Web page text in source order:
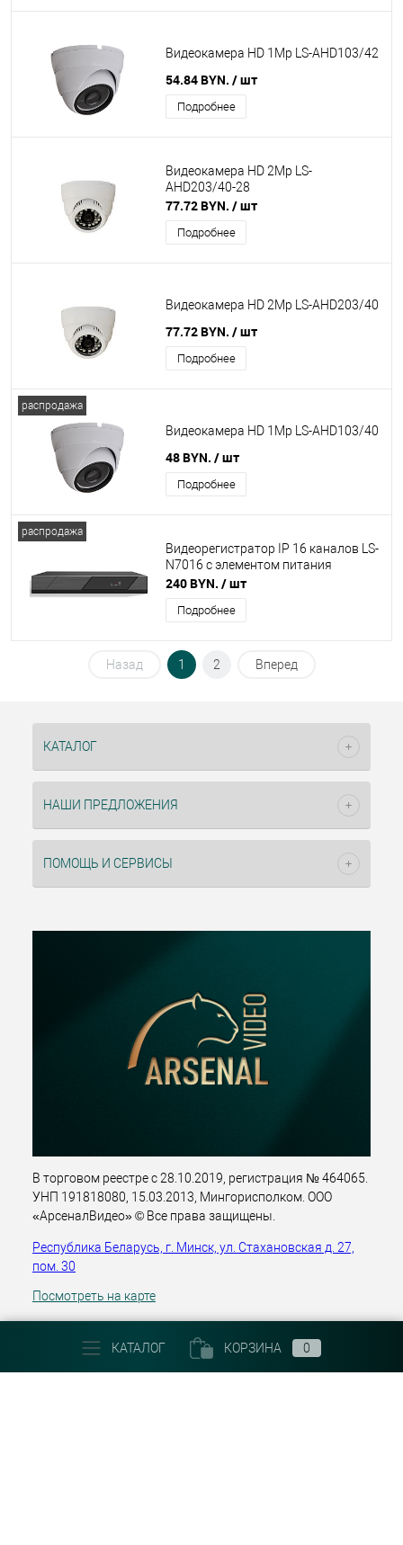
Видеокамера HD 1Mp LS-AHD103/42
54.84 BYN. / шт
Подробнее
Видеокамера HD 2Mp LS-
AHD203/40-28
77.72 BYN. / шт
Подробнее
Видеокамера HD 2Mp LS-AHD203/40
77.72 BYN. / шт
Подробнее
распродажа
Видеокамера HD 1Mp LS-AHD103/40
48 BYN. / шт
Подробнее
распродажа
Видеорегистратор IP 16 каналов LS-
N7016 с элементом питания
240 BYN. / шт
Подробнее
Назад 1 2 Вперед
КАТАЛОГ
НАШИ ПРЕДЛОЖЕНИЯ
ПОМОЩЬ И СЕРВИСЫ
В торговом реестре с 28.10.2019, регистрация № 464065.
УНП 191818080, 15.03.2013, Мингорисполком. ООО
«АрсеналВидео» © Все права защищены.
Республика Беларусь, г. Минск, ул. Стахановская д. 27,
пом. 30
Посмотреть на карте
+375 (29) 303 22 30
КАТАЛОГ КОРЗИНА 0